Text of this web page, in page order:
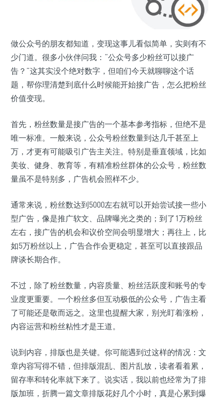
做公众号的朋友都知道，变现这事儿看似简单，实则有不
少门道。很多小伙伴问我：“公众号多少粉丝可以接广
告？”这其实没个绝对数字，但咱们今天就聊聊这个话
题，帮你理清楚到底什么时候能开始接广告，怎么把粉丝
价值变现。
首先，粉丝数量是接广告的一个基本参考指标，但绝不是
唯一标准。一般来说，公众号粉丝数量到达几千甚至上
万，才更有可能吸引广告主关注。特别是垂直领域，比如
美妆、健身、教育等，有精准粉丝群体的公众号，粉丝数
量虽不是特别多，广告机会照样不少。
通常来说，粉丝数达到5000左右就可以开始尝试接一些小
型广告，像是推广软文、品牌曝光之类的；到了1万粉丝
左右，接广告的机会和议价空间会明显增大；再往上，比
如5万粉丝以上，广告合作会更稳定，甚至可以直接跟品
牌谈长期合作。
不过，除了粉丝数量，内容质量、粉丝活跃度和账号的专
业度更重要。一个粉丝多但互动极低的公众号，广告主看
了可能还是敬而远之。这里也提醒大家，别光盯着涨粉，
内容运营和粉丝粘性才是王道。
说到内容，排版也是关键。你可能遇到过这样的情况：文
章内容写得不错，但排版混乱、图片乱放，读者看着累，
留存率和转化率就下来了。说实话，我以前也经常为了排
版加班，折腾一篇文章排版花好几个小时，真是心累到爆